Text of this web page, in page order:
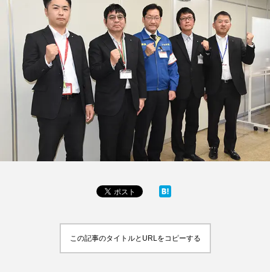
この記事のタイトルとURLをコピーする